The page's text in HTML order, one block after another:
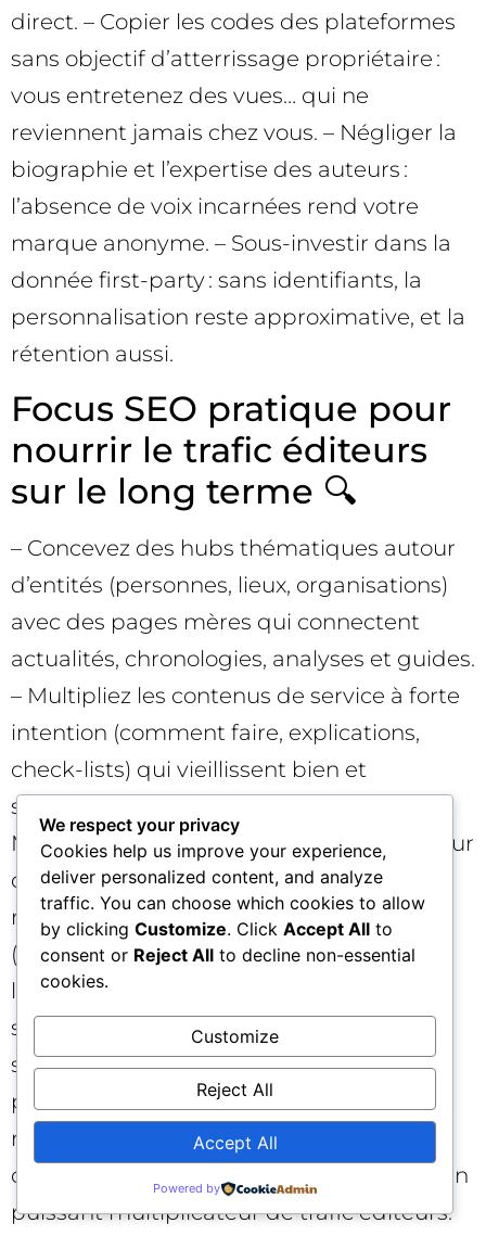
direct. – Copier les codes des plateformes
sans objectif d’atterrissage propriétaire :
vous entretenez des vues… qui ne
reviennent jamais chez vous. – Négliger la
biographie et l’expertise des auteurs :
l’absence de voix incarnées rend votre
marque anonyme. – Sous-investir dans la
donnée first-party : sans identifiants, la
personnalisation reste approximative, et la
rétention aussi.
Focus SEO pratique pour
nourrir le trafic éditeurs
sur le long terme 🔍
– Concevez des hubs thématiques autour
d’entités (personnes, lieux, organisations)
avec des pages mères qui connectent
actualités, chronologies, analyses et guides.
– Multipliez les contenus de service à forte
intention (comment faire, explications,
check-lists) qui vieillissent bien et
sécurisent un socle organique stable. –
Mettez en avant la crédibilité : fiches auteur
détaillées, sources citées, transparence
méthodologique, preuves d’expérience
(photos terrain, documents). – Structurez
les réponses : intertitres clairs, encadrés
synthétiques, schéma FAQ, données
structurées. – Nettoyez les contenus
pauvres ou redondants et optimisez le
maillage interne pour guider l’utilisateur
d’un sujet à l’autre — la recirculation est un
puissant multiplicateur de trafic éditeurs.
We respect your privacy
Cookies help us improve your experience,
deliver personalized content, and analyze
traffic. You can choose which cookies to allow
by clicking Customize. Click Accept All to
consent or Reject All to decline non-essential
cookies.
Customize
Reject All
Accept All
Powered by